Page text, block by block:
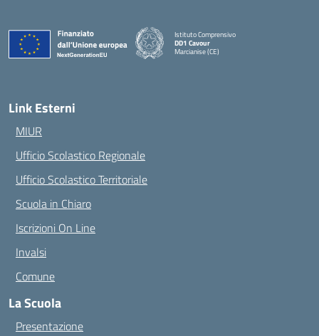
Istituto Comprensivo
DD1 Cavour
Marcianise (CE)
Link Esterni
MIUR
Ufficio Scolastico Regionale
Ufficio Scolastico Territoriale
Scuola in Chiaro
Iscrizioni On Line
Invalsi
Comune
La Scuola
Presentazione